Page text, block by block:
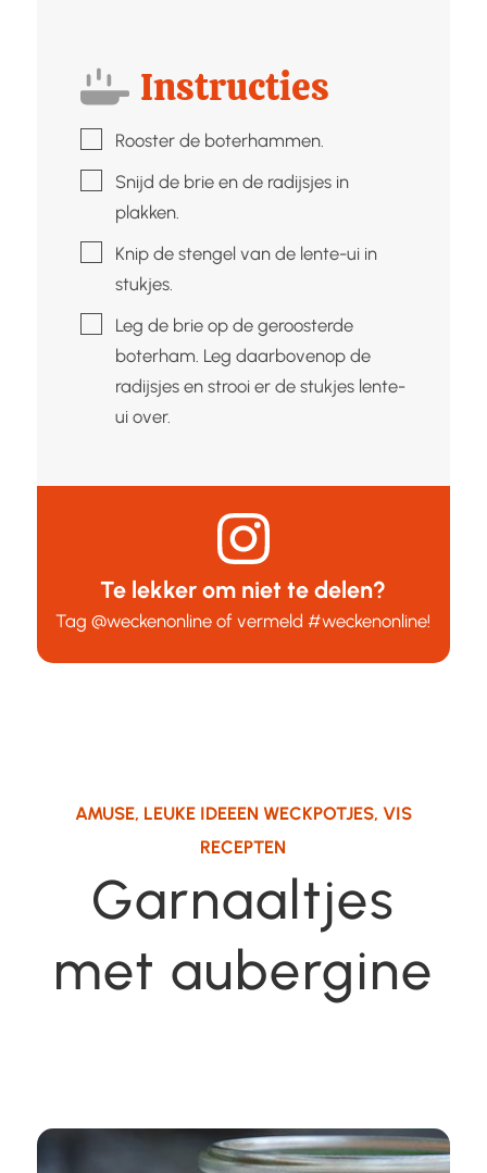
Instructies
▢Rooster de boterhammen.
▢Snijd de brie en de radijsjes in
plakken.
▢Knip de stengel van de lente-ui in
stukjes.
▢Leg de brie op de geroosterde
boterham. Leg daarbovenop de
radijsjes en strooi er de stukjes lente-
ui over.
Te lekker om niet te delen?
Tag@weckenonline of vermeld#weckenonline!
AMUSE, LEUKE IDEEEN WECKPOTJES, VIS
RECEPTEN
Garnaaltjes
met aubergine